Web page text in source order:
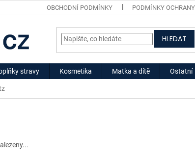
OBCHODNÍ PODMÍNKY PODMÍNKY
HLEDAT
stravy Kosmetika Matka a dítě Ostatní